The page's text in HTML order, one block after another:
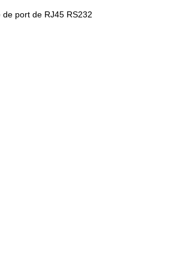
port de RJ45 RS232